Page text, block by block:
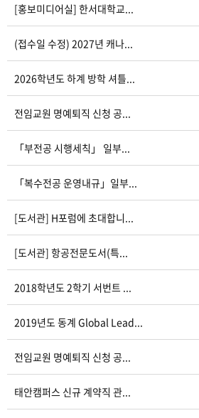
[홍보미디어실] 한서대학교...
(접수일 수정) 2027년 캐나...
2026학년도 하계 방학 셔틀...
전임교원 명예퇴직 신청 공...
「부전공 시행세칙」 일부...
「복수전공 운영내규」일부...
[도서관] H포럼에 초대합니...
[도서관] 항공전문도서(특...
2018학년도 2학기 서번트 ...
2019년도 동계 Global Lead...
전임교원 명예퇴직 신청 공...
태안캠퍼스 신규 계약직 관...